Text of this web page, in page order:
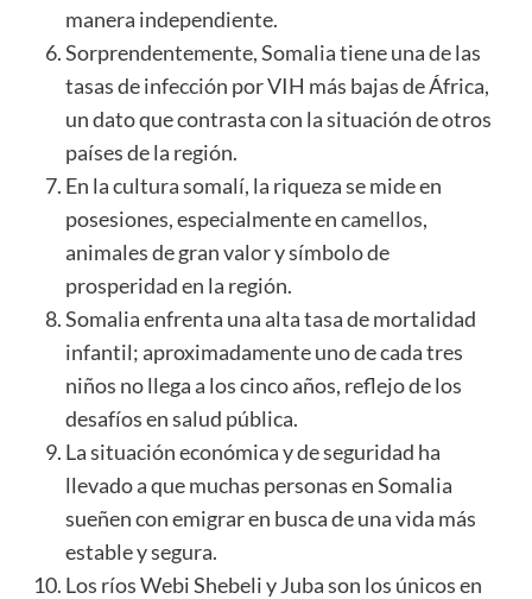
manera independiente.
Sorprendentemente, Somalia tiene una de las
tasas de infección por VIH más bajas de África,
un dato que contrasta con la situación de otros
países de la región.
En la cultura somalí, la riqueza se mide en
posesiones, especialmente encamellos,
animales de gran valor y símbolo de
prosperidad en la región.
Somalia enfrenta una alta tasa de mortalidad
infantil; aproximadamente uno de cada tres
niños no llega a los cinco años, reflejo de los
desafíos en salud pública.
La situación económica y de seguridad ha
llevado a que muchas personas en Somalia
sueñen con emigrar en busca de una vida más
estable y segura.
Los ríos Webi Shebeli y Juba son los únicos en